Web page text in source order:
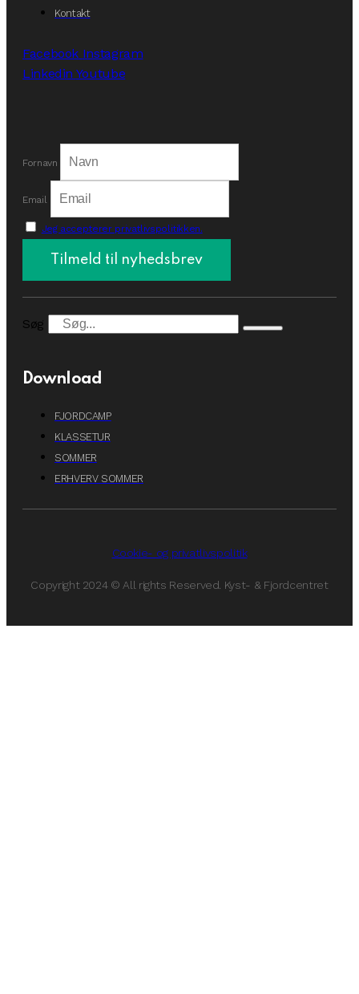
Kontakt
Facebook Instagram
Linkedin Youtube
Fornavn
Email
Jeg accepterer privatlivspolitikken.
Søg
Download
FJORDCAMP
KLASSETUR
SOMMER
ERHVERV SOMMER
Cookie- og privatlivspolitik
Copyright 2024 © All rights Reserved. Kyst- & Fjordcentret